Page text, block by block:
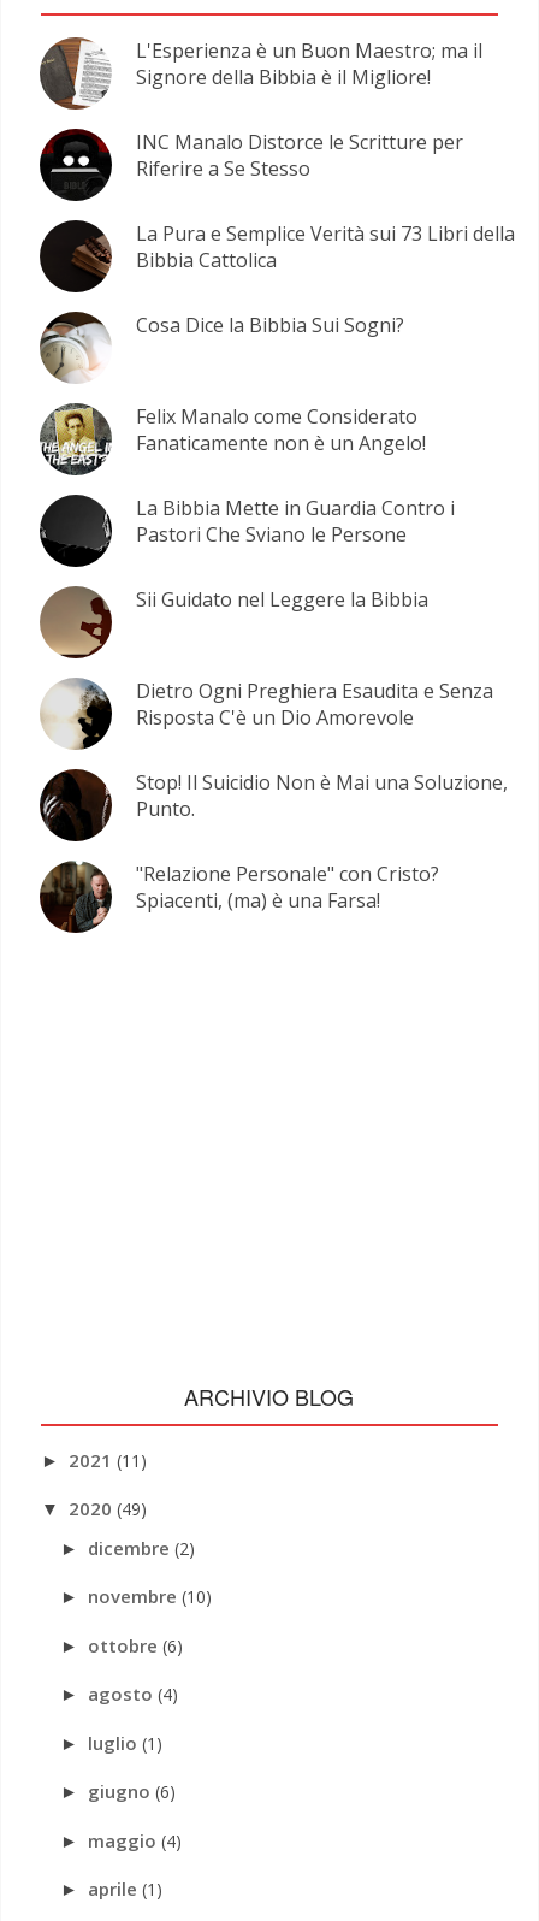
L'Esperienza è un Buon Maestro; ma il
Signore della Bibbia è il Migliore!
INC Manalo Distorce le Scritture per
Riferire a Se Stesso
La Pura e Semplice Verità sui 73 Libri della
Bibbia Cattolica
Cosa Dice la Bibbia Sui Sogni?
Felix Manalo come Considerato
Fanaticamente non è un Angelo!
La Bibbia Mette in Guardia Contro i
Pastori Che Sviano le Persone
Sii Guidato nel Leggere la Bibbia
Dietro Ogni Preghiera Esaudita e Senza
Risposta C'è un Dio Amorevole
Stop! Il Suicidio Non è Mai una Soluzione,
Punto.
"Relazione Personale" con Cristo?
Spiacenti, (ma) è una Farsa!
ARCHIVIO BLOG
► 2021 (11)
▼ 2020 (49)
► dicembre(2)
► novembre(10)
► ottobre(6)
► agosto(4)
► luglio(1)
► giugno(6)
► maggio(4)
► aprile(1)